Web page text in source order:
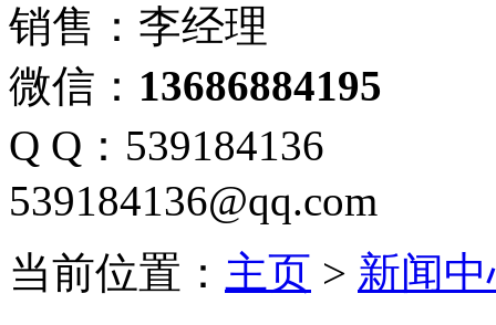
销售：李经理
微信： 13686884195
Q Q：539184136
539184136@qq.com
当前位置： 主页 > 新闻